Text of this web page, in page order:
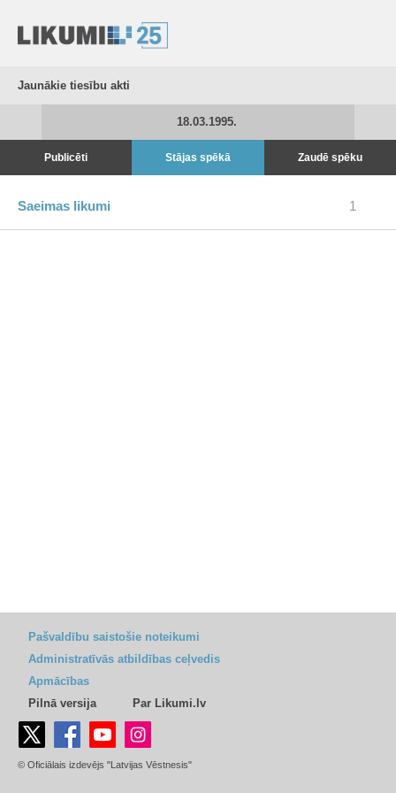
Jaunākie tiesību akti
18.03.1995.
Publicēti Stājas spēkā Zaudē spēku
Saeimas likumi 1
Pašvaldību saistošie noteikumi
Administratīvās atbildības ceļvedis
Apmācības
Pilnā versija
Par Likumi.lv
© Oficiālais izdevējs "Latvijas Vēstnesis"